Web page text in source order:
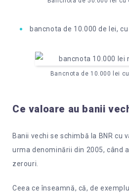
bancnota de 10.000 de lei,
Bancnota de 10.000 lei
Ce valoare au banii
Banii vechi se schimbă la BNR cu
urma denominării din 2005, când
zerouri.
Ceea ce înseamnă, că, de